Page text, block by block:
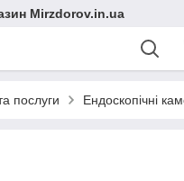
Mirzdorov.in.ua
послуги Ендоскопічні